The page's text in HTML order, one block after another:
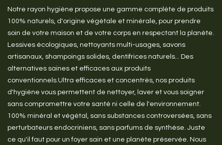
Notre rayon hygiène propose une gamme complète de produits
100% naturels, d'origine végétale et minérale, pour prendre
soin de votre maison et de votre corps en respectant la planète.
Lessives écologiques, nettoyants multi-usages, savons
artisanaux, shampoings solides, dentifrices naturels... Des
alternatives saines et efficaces aux produits
conventionnels.Ultra efficaces et concentrés, nos produits
d'hygiène vous permettent de nettoyer, laver et vous soigner
sans compromettre votre santé ni celle de l'environnement.
100% minéral et végétal, sans substances controversées, sans
perturbateurs endocriniens, sans parfums de synthèse. Juste
ce qu'il faut pour un foyer sain et une planète préservée. Nous